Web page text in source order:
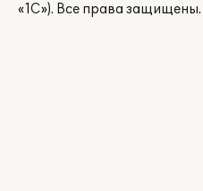
«1С»). Все права защищены.